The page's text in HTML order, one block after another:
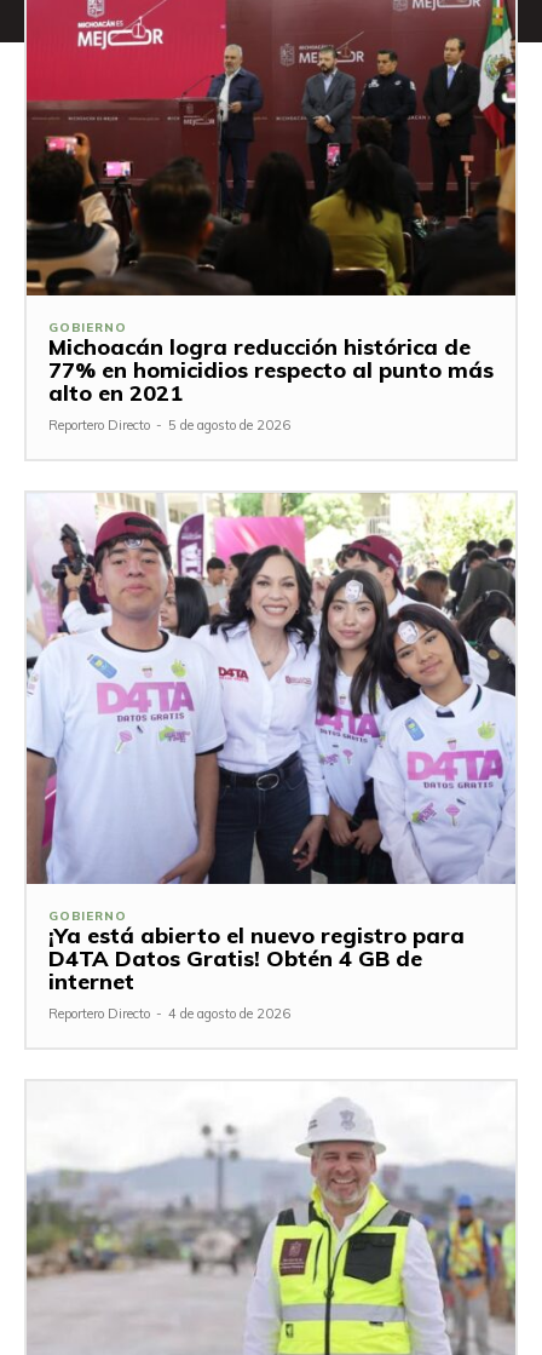
GOBIERNO
Michoacán logra reducción histórica de
77% en homicidios respecto al punto más
alto en 2021
Reportero Directo - 5 de agosto de 2026
GOBIERNO
¡Ya está abierto el nuevo registro para
D4TA Datos Gratis! Obtén 4 GB de
internet
Reportero Directo - 4 de agosto de 2026